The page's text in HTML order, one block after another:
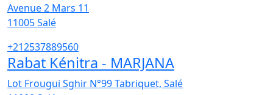
Avenue 2 Mars 11
11005Salé
+212537889560
Rabat Kénitra - MARJANA
Lot Frougui Sghir N°99 Tabriquet, Salé